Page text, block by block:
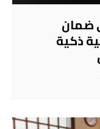
ضمان
ذكية